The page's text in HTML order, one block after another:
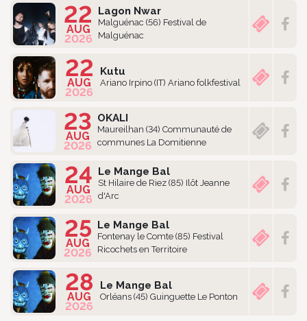
22
AUG
2026
Lagon Nwar
Malguénac (56) Festival de
Malguénac
22
AUG
2026
Kutu
Ariano Irpino (IT) Ariano folkfestival
23
AUG
2026
OKALI
Maureilhan (34) Communauté de
communes La Domitienne
24
AUG
2026
Le Mange Bal
St Hilaire de Riez (85) Ilôt Jeanne
d'Arc
25
AUG
2026
Le Mange Bal
Fontenay le Comte (85) Festival
Ricochets en Territoire
28
AUG
2026
Le Mange Bal
Orléans (45) Guinguette Le Ponton